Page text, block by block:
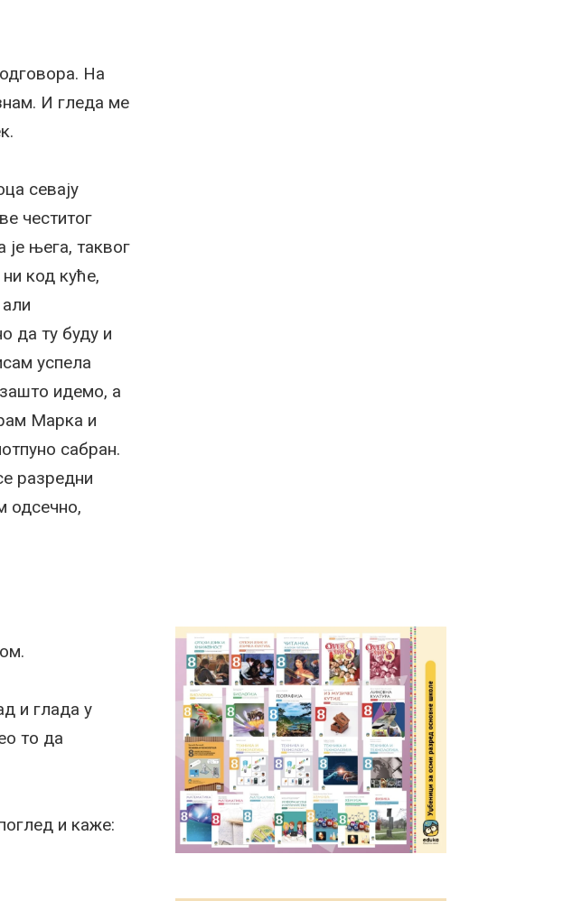
На
И гледа ме
севају
честитог
њега, таквог
код куће,
да ту буду и
успела
идемо, а
Марка и
сабран.
разредни
одсечно,
и глада у
то да
и каже: